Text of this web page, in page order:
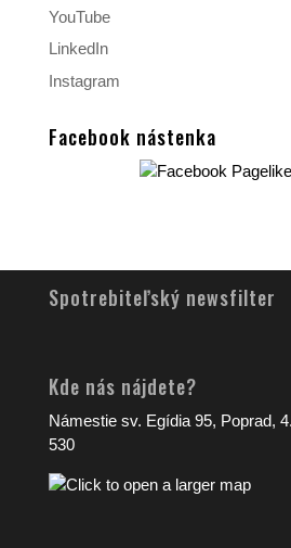
YouTube
LinkedIn
Instagram
Facebook nástenka
Spotrebiteľský newsfilter
Kde nás nájdete?
Námestie sv. Egídia 95, Poprad,
530